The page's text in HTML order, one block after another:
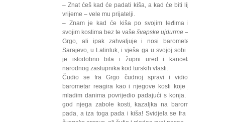
– Znat ćeš kad će padati kiša, a kad će biti lijepo
vrijeme – vele mu prijatelji.
– Znam je kad će kiša po svojim leđima i po
svojim kostima bez te vaše švapske ujdurme – veli
Grgo, ali ipak zahvaljuje i nosi barometar u
Sarajevo, u Latinluk, i vješa ga u svojoj sobi koja
je istodobno bila i župni ured i kancelarija
narodnog zastupnika kod turskih vlasti.
Čudio se fra Grgo čudnoj spravi i vidio da
barometar reagira kao i njegove kosti koje je u
mladim danima povrijedio padajući s konja. Kad
god njega zabole kosti, kazaljka na barometru
pada, a iza toga pada i kiša! Svidjela se fra Grgi